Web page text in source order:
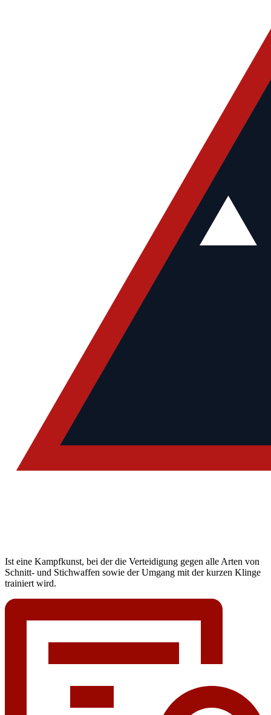
Ist eine Kampfkunst, bei der die Verteidigung gegen alle Arten von
Schnitt- und Stichwaffen sowie der Umgang mit der kurzen Klinge
trainiert wird.